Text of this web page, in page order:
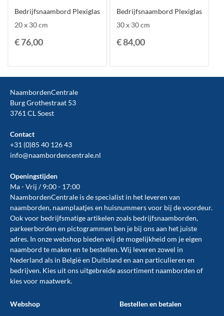
Bedrijfsnaambord Plexiglas
20 x 30 cm
€ 76,00
Bedrijfsnaambord Plexiglas
30 x 30 cm
€ 84,00
NaambordenCentrale
Burg Grothestraat 53
3761 CL Soest
Contact
+31 (0)85 40 126 43
info@naambordencentrale.nl
Openingstijden
Ma - Vrij / 9:00 - 17:00
NaambordenCentrale is de specialist in het leveren van
naamborden, naamplaatjes en huisnummers voor bij devoordeur.
Ook voor bedrijfsmatige artikelen zoals bedrijfsnaamborden,
parkeerborden en pictogrammen ben je bij ons aan het juiste
adres. In onze webshop bieden wij de mogelijkheid om je eigen
naambord te maken en te bestellen. Wij leveren zowel in
Nederland als in België en Duitsland en aan particulieren en
bedrijven. Kies uit ons uitgebreide assortiment naamborden of
kies voor maatwerk.
Webshop
Bestellen en betalen